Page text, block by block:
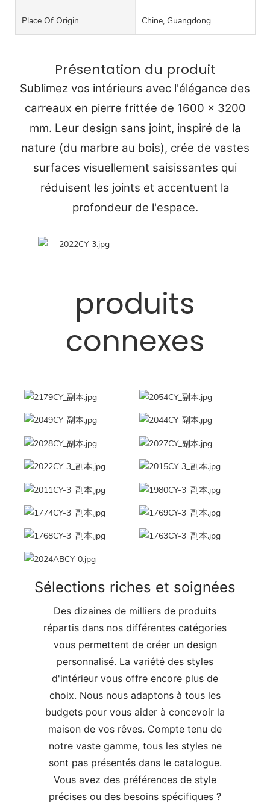
Place Of Origin Chine, Guangdong
Présentation du produit
Sublimez vos intérieurs avec l'élégance des
carreaux en pierre frittée de 1600 x 3200
mm. Leur design sans joint, inspiré de la
nature (du marbre au bois), crée de vastes
surfaces visuellement saisissantes qui
réduisent les joints et accentuent la
profondeur de l'espace.
produits
connexes
Sélections riches et soignées
Des dizaines de milliers de produits
répartis dans nos différentes catégories
vous permettent de créer un design
personnalisé. La variété des styles
d'intérieur vous offre encore plus de
choix. Nous nous adaptons à tous les
budgets pour vous aider à concevoir la
maison de vos rêves. Compte tenu de
notre vaste gamme, tous les styles ne
sont pas présentés dans le catalogue.
Vous avez des préférences de style
précises ou des besoins spécifiques ?